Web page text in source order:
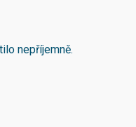
nepříjemně.